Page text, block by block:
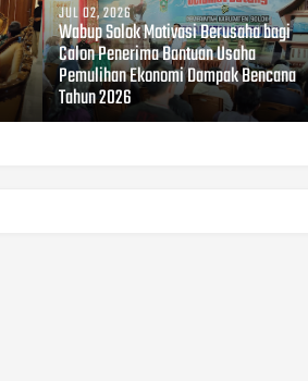
JUL 02, 2026
Wabup Solok Motivasi Berusaha bagi
Calon Penerima Bantuan Usaha
Pemulihan Ekonomi Dampak Bencana
Tahun 2026